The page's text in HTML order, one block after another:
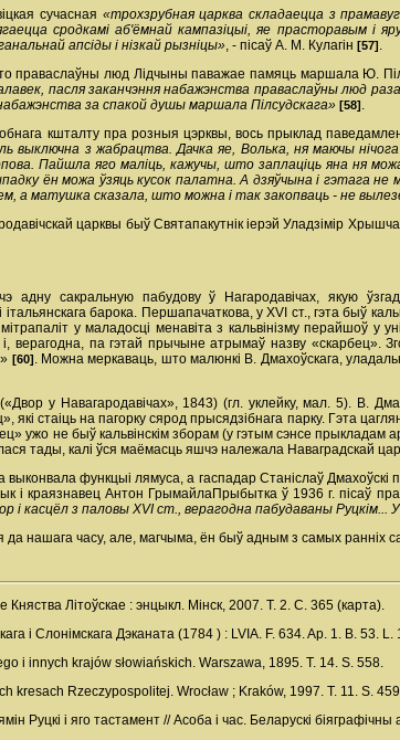
сучасная «трохзрубная царква складаецца з
сродкамі аб'ёмнай кампазіцыі, яе прасторавым
апсіды і нізкай рызніцы», - пісаў А. М. Кулагін [57].
праваслаўны люд Лідчыны паважае памяць маршала Ю.
пасля заканчэння набажэнства праваслаўны люд
за спакой душы маршала Пілсудскага» [58].
кшталту пра розныя цэрквы, вось прыклад
выключна з жабрацтва. Дачка яе, Волька, ня маючы
Пайшла яго маліць, кажучы, што заплаціць яна ня
ён можа ўзяць кусок палатна. А дзяўчына і гэтага не
а матушка сказала, што можна і так закопваць - не
царквы быў Святапакутнік іерэй Уладзімір
сакральную пабудову ў Нагародавічах, якую
барока. Першапачаткова, у ХVI ст., гэта быў
у маладосці менавіта з кальвінізму перайшоў у
верагодна, па гэтай прычыне атрымаў назву «скарбец».
[60]. Можна меркаваць, што малюнкі В. Дмахоўскага,
у Навагародавічах», 1843) (гл. уклейку, мал. 5). В.
які стаіць на пагорку сярод прысядзібнага парку. Гэта
ужо не быў кальвінскім зборам (у гэтым сэнсе
тады, калі ўся маёмасць яшчэ належала Наваградскай
функцыі лямуса, а гаспадар Станіслаў Дмахоўскі
і краязнавец Антон Грымайла­Прыбытка ў 1936 г. пісаў
і касцёл з паловы XVI ст., верагодна пабудаваны
да нашага часу, але, магчыма, ён быў адным з самых ранніх
Княства Літоўскае : энцыкл. Мінск, 2007. Т. 2. С. 365 (карта).
і Слонімскага Дэканата (1784 ) : LVIA. F. 634. Ap. 1. B. 53. L.
i innych krajów słowiańskich. Warszawa, 1895. Т. 14. S. 558.
kresach Rzeczypospolitej. Wrocław ; Kraków, 1997. T. 11. S.
Руцкi i яго тастамент // Асоба і час. Беларускі